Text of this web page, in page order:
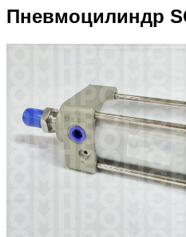
Пневмоцилиндр